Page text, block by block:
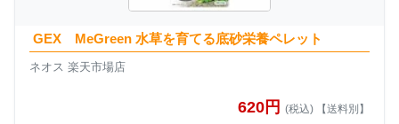
GEX MeGreen 水草を育てる底砂栄養ペレット
ネオス 楽天市場店
620円 (税込) 【送料別】